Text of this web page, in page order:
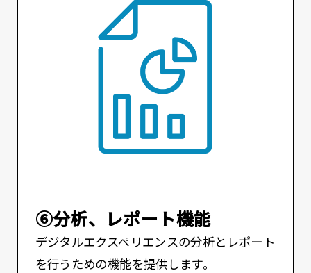
⑥分析、レポート機能
デジタルエクスペリエンスの分析とレポート
を行うための機能を提供します。